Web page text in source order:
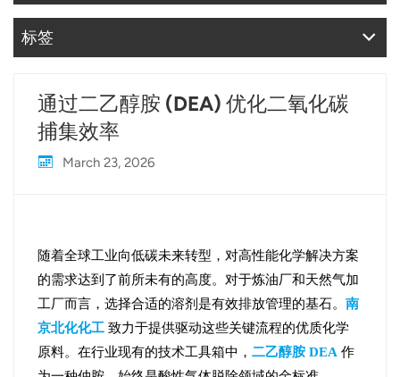
标签
通过二乙醇胺 (DEA) 优化二氧化碳
捕集效率
March 23, 2026
随着全球工业向低碳未来转型，对高性能化学解决方案
的需求达到了前所未有的高度。对于炼油厂和天然气加
工厂而言，选择合适的溶剂是有效排放管理的基石。南
京北化化工 致力于提供驱动这些关键流程的优质化学
原料。在行业现有的技术工具箱中，二乙醇胺 DEA 作